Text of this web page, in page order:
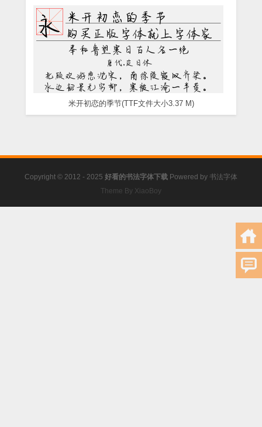
米开初恋的季节(TTF文件大小3.37 M)
Copyright © 2012 - 2025 好看的书法字体下载 Powered by 书法字体
Theme By XiaoBoy